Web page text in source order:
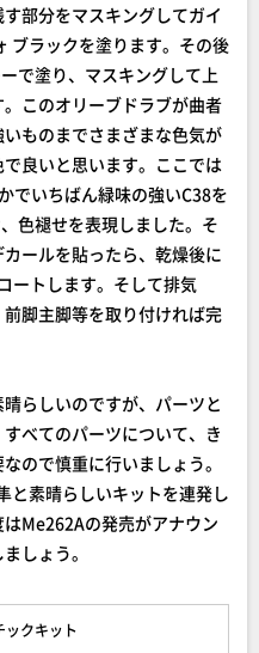
部分をマスキングしてガイ
ブラックを塗ります。その後
で塗り、マスキングして上
このオリーブドラブが曲者
ものまでさまざまな色気が
良いと思います。ここでは
でいちばん緑味の強いC38を
色褪せを表現しました。そ
ールを貼ったら、乾燥後に
ートします。そして排気
脚主脚等を取り付ければ完
らしいのですが、パーツと
べてのパーツについて、き
ので慎重に行いましょう。
と素晴らしいキットを連発し
Me262Aの発売がアナウン
しょう。
ックキット